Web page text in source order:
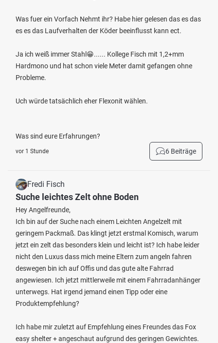
Was fuer ein Vorfach Nehmt ihr? Habe hier gelesen das es das
es es das Laufverhalten der Köder beeinflusst kann ect.
Ja ich weiß immer Stahl😁...... Kollege Fisch mit 1,2+mm
Hardmono und hat schon viele Meter damit gefangen ohne
Probleme.
Uch würde tatsächlich eher Flexonit wählen.
Was sind eure Erfahrungen?
vor 1 Stunde 6 Beiträge
Fredi Fisch
Suche leichtes Zelt ohne Boden
Hey Angelfreunde,
Ich bin auf der Suche nach einem Leichten Angelzelt mit
geringem Packmaß. Das klingt jetzt erstmal Komisch, warum
jetzt ein zelt das besonders klein und leicht ist? Ich habe leider
nicht den Luxus dass mich meine Eltern zum angeln fahren
deswegen bin ich auf Offis und das gute alte Fahrrad
angewiesen. Ich jetzt mittlerweile mit einem Fahrradanhänger
unterwegs. Hat irgend jemand einen Tipp oder eine
Produktempfehlung?
Ich habe mir zuletzt auf Empfehlung eines Freundes das Fox
easy shelter + angeschaut aufgrund des geringen Gewichtes.